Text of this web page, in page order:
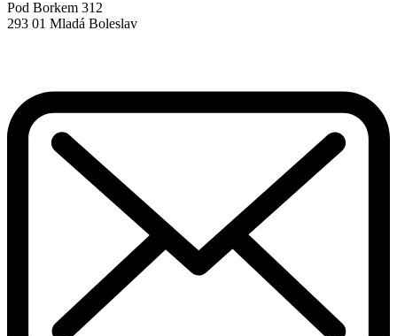
Pod Borkem 312
293 01 Mladá Boleslav